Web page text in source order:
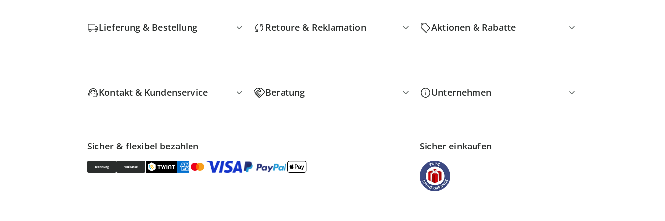
Lieferung & Bestellung Retoure & Reklamation Aktionen & Rabatte
Kontakt & Kundenservice Beratung Unternehmen
Sicher & flexibel bezahlen Sicher einkaufen